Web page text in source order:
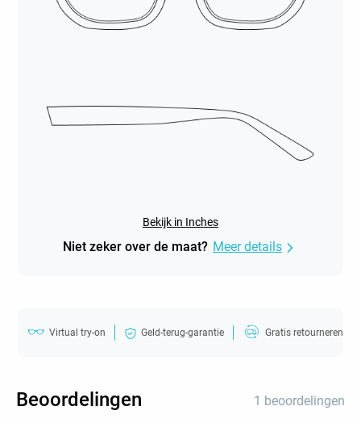
Bekijk in Inches
Niet zeker over de maat? Meer details
Virtual try-on Geld-terug-garantie Gratis retourneren
Beoordelingen 1 beoordelingen